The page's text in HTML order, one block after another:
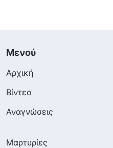
Μενού
Αρχική
Βίντεο
Αναγνώσεις
Μαρτυρίες